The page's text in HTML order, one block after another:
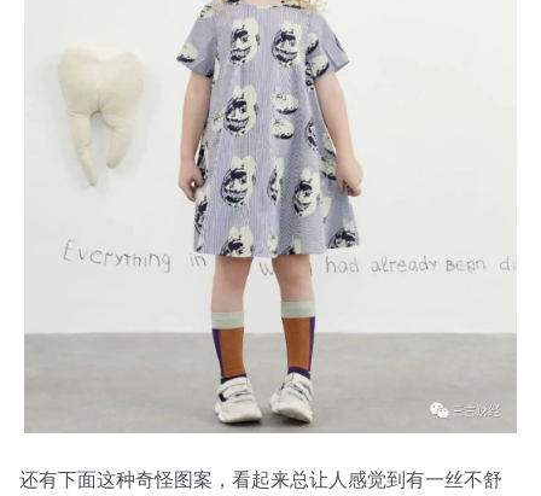
还有下面这种奇怪图案，看起来总让人感觉到有一丝不舒